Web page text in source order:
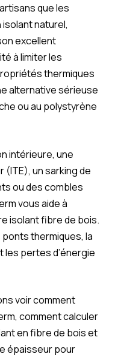
que les
naturel,
excellent
à limiter les
thermiques
alternative sérieuse
ou au polystyrène
intérieure, une
(ITE), un sarking de
ou des combles
vous aide à
isolant fibre de bois.
ponts thermiques, la
pertes d’énergie
voir comment
comment calculer
en fibre de bois et
épaisseur pour